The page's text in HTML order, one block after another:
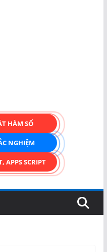
HÀM SỐ
NGHIỆM
APPS SCRIPT